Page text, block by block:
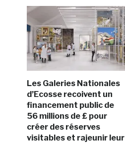
Les Galeries Nationales
d’Ecosse recoivent un
financement public de
56 millions de £ pour
créer des réserves
visitables et rajeunir leur